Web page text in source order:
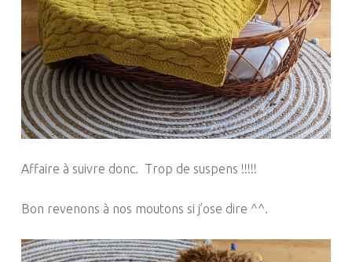
Affaire à suivre donc. Trop de suspens !!!!!
Bon revenons à nos moutons si j’ose dire ^^.